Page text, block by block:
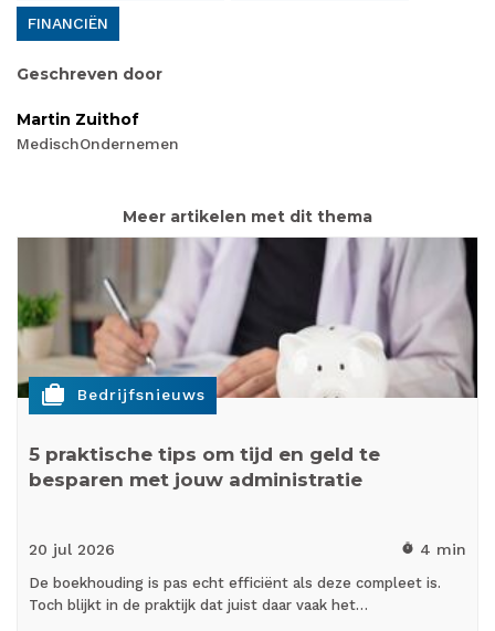
FINANCIËN
Geschreven door
Martin Zuithof
MedischOndernemen
Meer artikelen met dit thema
cases Bedrijfsnieuws
5 praktische tips om tijd en geld te
besparen met jouw administratie
20 jul 2026 timer 4 min
De boekhouding is pas echt efficiënt als deze compleet is.
Toch blijkt in de praktijk dat juist daar vaak het…